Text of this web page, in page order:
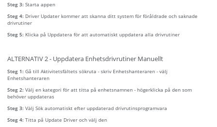
Steg 3: Starta appen
Steg 4: Driver Updater kommer att skanna ditt system för föråldrade och saknade
drivrutiner
Steg 5: Klicka på Uppdatera för att automatiskt uppdatera alla drivrutiner
ALTERNATIV 2 - Uppdatera Enhetsdrivrutiner Manuellt
Steg 1: Gå till Aktivitetsfältets sökruta - skriv Enhetshanteraren - välj
Enhetshanteraren
Steg 2: Välj en kategori för att titta på enhetsnamnen - högerklicka på den som
behöver uppdateras
Steg 3: Välj Sök automatiskt efter uppdaterad drivrutinsprogramvara
Steg 4: Titta på Update Driver och välj den